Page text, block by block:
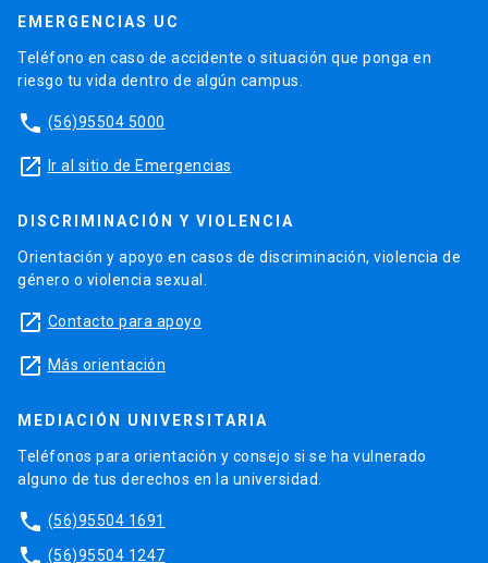
EMERGENCIAS UC
Teléfono en caso de accidente o situación que ponga en
riesgo tu vida dentro de algún campus.
phone (56)95504 5000
launch Ir al sitio de Emergencias
DISCRIMINACIÓN Y VIOLENCIA
Orientación y apoyo en casos de discriminación, violencia de
género o violencia sexual.
launch Contacto para apoyo
launch Más orientación
MEDIACIÓN UNIVERSITARIA
Teléfonos para orientación y consejo si se ha vulnerado
alguno de tus derechos en la universidad.
phone (56)95504 1691
phone (56)95504 1247